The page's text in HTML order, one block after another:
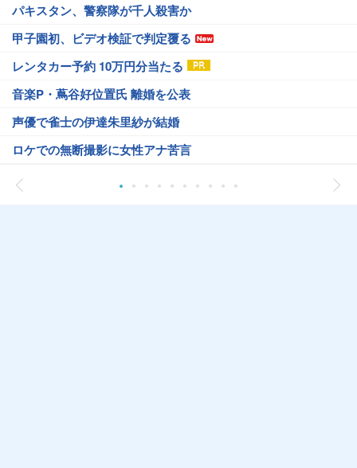
パキスタン、警察隊が千人殺害か
甲子園初、ビデオ検証で判定覆る
レンタカー予約 10万円分当たる
音楽P・蔦谷好位置氏 離婚を公表
声優で雀士の伊達朱里紗が結婚
ロケでの無断撮影に女性アナ苦言